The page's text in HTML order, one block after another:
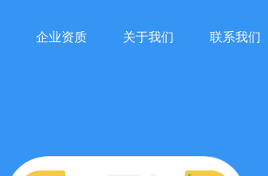
企业资质 关于我们 联系我们